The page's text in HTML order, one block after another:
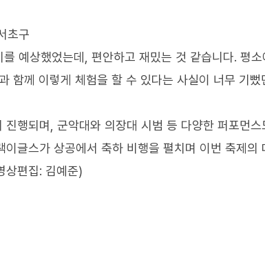
초구
예상했었는데, 편안하고 재밌는 것 같습니다. 평
함께 이렇게 체험을 할 수 있다는 사실이 너무 기뻤
행되며, 군악대와 의장대 시범 등 다양한 퍼포먼
글스가 상공에서 축하 비행을 펼치며 이번 축제의
상편집: 김예준)